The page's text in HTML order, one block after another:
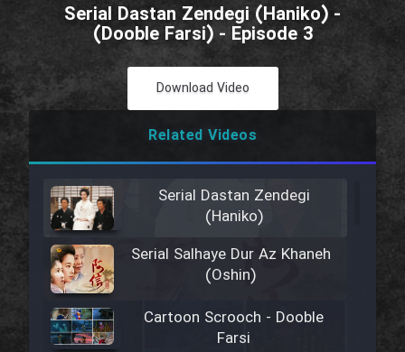
Serial Dastan Zendegi (Haniko) -
(Dooble Farsi) - Episode 3
Download Video
Related Videos
Serial Dastan Zendegi
(Haniko)
Serial Salhaye Dur Az Khaneh
(Oshin)
Cartoon Scrooch - Dooble
Farsi